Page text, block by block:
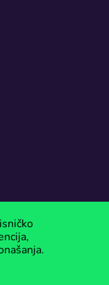
kupone, moguće
MegaKuponi®